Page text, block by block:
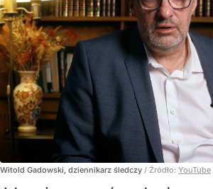
Witold Gadowski, dziennikarz śledczy / Źródło: YouTube